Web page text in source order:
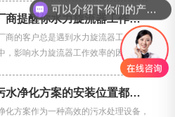
工业应用场景。例如，脱水旋流器主要
威海旋流器厂商提醒你水力旋流器工作效率低，有没有想过是这…
商的客户总是遇到水力旋流器工作效率
，影响水力旋流器工作效率的因素主要
因素和工艺操作因素。有没有想过是这
威海旋流器污水净化方案的安装位置都会遇到哪些问题？
化方案作为一种高效的污水处理设备，
可以介绍下你们的产品么